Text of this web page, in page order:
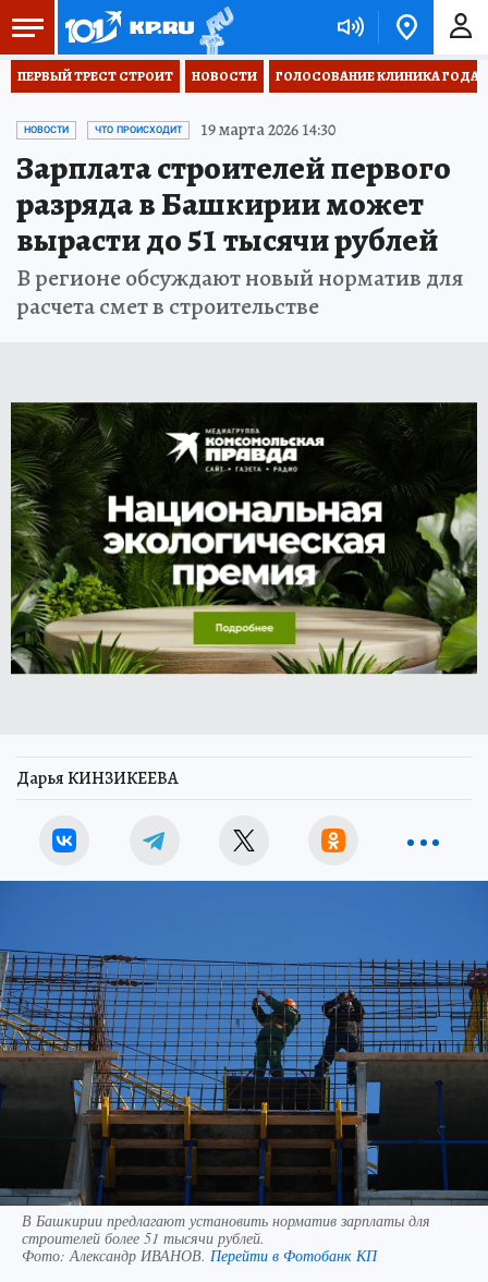
ПЕРВЫЙ ТРЕСТ СТРОИТ НОВОСТИ ГОЛОСОВАНИЕ КЛИНИКА ГОДА
НОВОСТИ ЧТО ПРОИСХОДИТ 19 марта 2026 14:30
Зарплата строителей первого
разряда в Башкирии может
вырасти до 51 тысячи рублей
В регионе обсуждают новый норматив для
расчета смет в строительстве
Дарья КИНЗИКЕЕВА
В Башкирии предлагают установить норматив зарплаты для
строителей более 51 тысячи рублей.
Фото: Александр ИВАНОВ. Перейти в Фотобанк КП